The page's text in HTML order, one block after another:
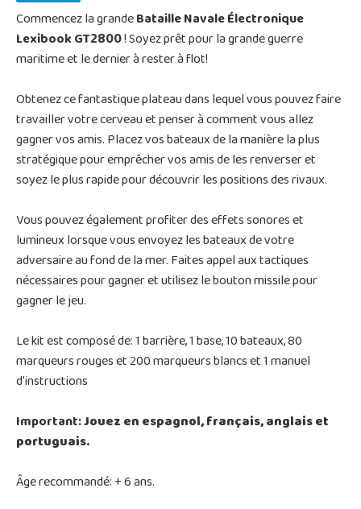
Commencez la grandeBataille Navale Électronique
Lexibook GT2800! Soyez prêt pour la grande guerre
maritime et le dernier à rester à flot!
Obtenez ce fantastique plateau dans lequel vous pouvez faire
travailler votre cerveau et penser à comment vous allez
gagner vos amis. Placez vos bateaux de la manière la plus
stratégique pour emprêcher vos amis de les renverser et
soyez le plus rapide pour découvrir les positions des rivaux.
Vous pouvez également profiter des effets sonores et
lumineux lorsque vous envoyez les bateaux de votre
adversaire au fond de la mer. Faites appel aux tactiques
nécessaires pour gagner et utilisez le bouton missile pour
gagner le jeu.
Le kit est composé de: 1 barrière, 1 base, 10 bateaux, 80
marqueurs rouges et 200 marqueurs blancs et 1 manuel
d'instructions
Important:Jouez en espagnol, français, anglais et
portuguais.
Âge recommandé: + 6 ans.